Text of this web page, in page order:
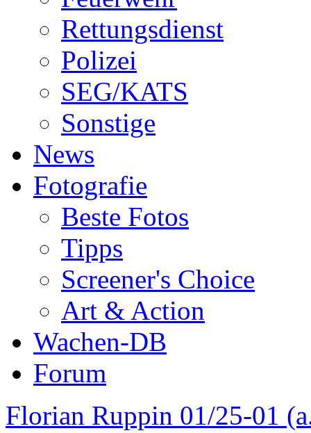
Rettungsdienst
Polizei
SEG/KATS
Sonstige
News
Fotografie
Beste Fotos
Tipps
Screener's Choice
Art & Action
Wachen-DB
Forum
Florian Ruppin 01/25-01